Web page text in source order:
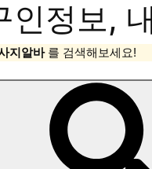
인정보,
지알바 를 검색해보세요!